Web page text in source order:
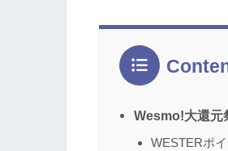
Wesmo!大還元
WESTERポ